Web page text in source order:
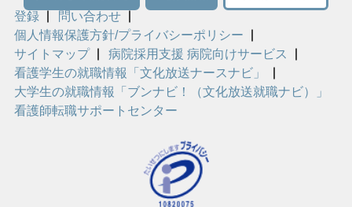
登録
問い合わせ
個人情報保護方針/プライバシーポリシー
サイトマップ
病院採用支援 病院向けサービス
看護学生の就職情報「文化放送ナースナビ」
大学生の就職情報「ブンナビ！（文化放送就職ナビ）」
看護師転職サポートセンター